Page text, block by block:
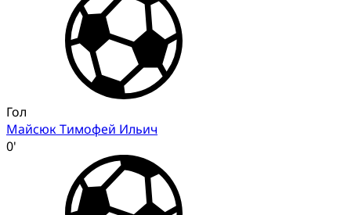
Гол
Майсюк Тимофей Ильич
0'